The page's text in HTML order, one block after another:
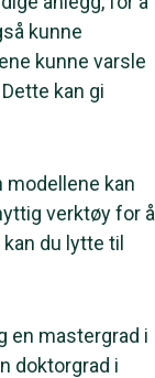
kunne
kunne varsle
kan gi
kan
verktøy for å
du lytte til
en mastergrad i
doktorgrad i